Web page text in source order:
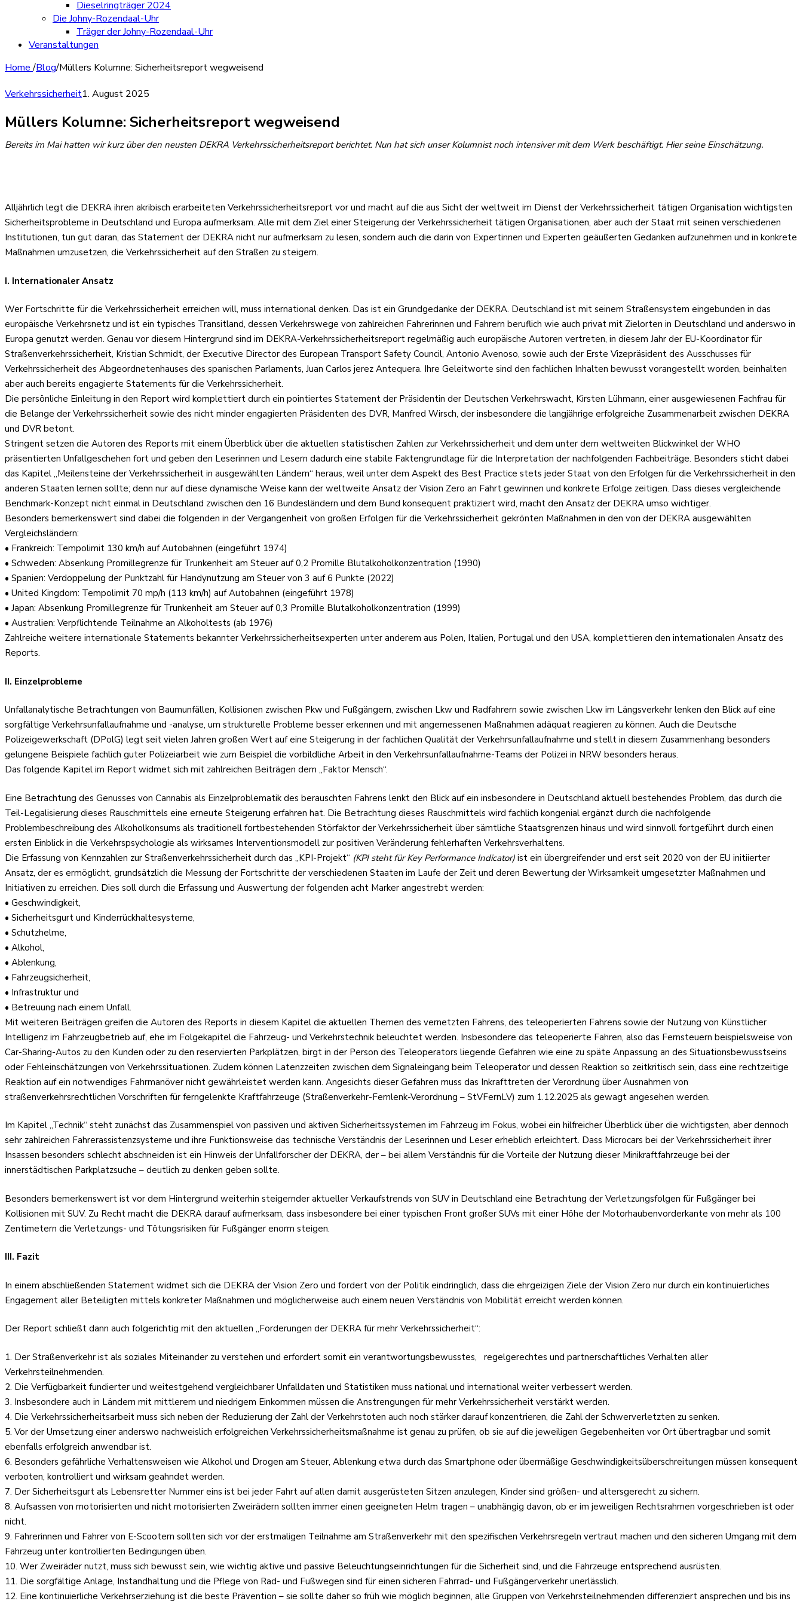
Dieselringträger 2024
Die Johny-Rozendaal-Uhr
Träger der Johny-Rozendaal-Uhr
Veranstaltungen
Home/Blog/Müllers Kolumne: Sicherheitsreport wegweisend
Verkehrssicherheit1. August 2025
Müllers Kolumne: Sicherheitsreport wegweisend
Bereits im Mai hatten wir kurz über den neusten DEKRA Verkehrssicherheitsreport berichtet. Nun hat sich unser Kolumnist noch intensiver mit dem Werk beschäftigt. Hier seine Einschätzung.
Alljährlich legt die DEKRA ihren akribisch erarbeiteten Verkehrssicherheitsreport vor und macht auf die aus Sicht der weltweit im Dienst der Verkehrssicherheit tätigen Organisation wichtigsten
Sicherheitsprobleme in Deutschland und Europa aufmerksam. Alle mit dem Ziel einer Steigerung der Verkehrssicherheit tätigen Organisationen, aber auch der Staat mit seinen verschiedenen
Institutionen, tun gut daran, das Statement der DEKRA nicht nur aufmerksam zu lesen, sondern auch die darin von Expertinnen und Experten geäußerten Gedanken aufzunehmen und in konkrete
Maßnahmen umzusetzen, die Verkehrssicherheit auf den Straßen zu steigern.
I. Internationaler Ansatz
Wer Fortschritte für die Verkehrssicherheit erreichen will, muss international denken. Das ist ein Grundgedanke der DEKRA. Deutschland ist mit seinem Straßensystem eingebunden in das
europäische Verkehrsnetz und ist ein typisches Transitland, dessen Verkehrswege von zahlreichen Fahrerinnen und Fahrern beruflich wie auch privat mit Zielorten in Deutschland und anderswo in
Europa genutzt werden. Genau vor diesem Hintergrund sind im DEKRA-Verkehrssicherheitsreport regelmäßig auch europäische Autoren vertreten, in diesem Jahr der EU-Koordinator für
Straßenverkehrssicherheit, Kristian Schmidt, der Executive Director des European Transport Safety Council, Antonio Avenoso, sowie auch der Erste Vizepräsident des Ausschusses für
Verkehrssicherheit des Abgeordnetenhauses des spanischen Parlaments, Juan Carlos jerez Antequera. Ihre Geleitworte sind den fachlichen Inhalten bewusst vorangestellt worden, beinhalten
aber auch bereits engagierte Statements für die Verkehrssicherheit.
Die persönliche Einleitung in den Report wird komplettiert durch ein pointiertes Statement der Präsidentin der Deutschen Verkehrswacht, Kirsten Lühmann, einer ausgewiesenen Fachfrau für
die Belange der Verkehrssicherheit sowie des nicht minder engagierten Präsidenten des DVR, Manfred Wirsch, der insbesondere die langjährige erfolgreiche Zusammenarbeit zwischen DEKRA
und DVR betont.
Stringent setzen die Autoren des Reports mit einem Überblick über die aktuellen statistischen Zahlen zur Verkehrssicherheit und dem unter dem weltweiten Blickwinkel der WHO
präsentierten Unfallgeschehen fort und geben den Leserinnen und Lesern dadurch eine stabile Faktengrundlage für die Interpretation der nachfolgenden Fachbeiträge. Besonders sticht dabei
das Kapitel „Meilensteine der Verkehrssicherheit in ausgewählten Ländern“ heraus, weil unter dem Aspekt des Best Practice stets jeder Staat von den Erfolgen für die Verkehrssicherheit in den
anderen Staaten lernen sollte; denn nur auf diese dynamische Weise kann der weltweite Ansatz der Vision Zero an Fahrt gewinnen und konkrete Erfolge zeitigen. Dass dieses vergleichende
Benchmark-Konzept nicht einmal in Deutschland zwischen den 16 Bundesländern und dem Bund konsequent praktiziert wird, macht den Ansatz der DEKRA umso wichtiger.
Besonders bemerkenswert sind dabei die folgenden in der Vergangenheit von großen Erfolgen für die Verkehrssicherheit gekrönten Maßnahmen in den von der DEKRA ausgewählten
Vergleichsländern:
• Frankreich: Tempolimit 130 km/h auf Autobahnen (eingeführt 1974)
• Schweden: Absenkung Promillegrenze für Trunkenheit am Steuer auf 0,2 Promille Blutalkoholkonzentration (1990)
• Spanien: Verdoppelung der Punktzahl für Handynutzung am Steuer von 3 auf 6 Punkte (2022)
• United Kingdom: Tempolimit 70 mp/h (113 km/h) auf Autobahnen (eingeführt 1978)
• Japan: Absenkung Promillegrenze für Trunkenheit am Steuer auf 0,3 Promille Blutalkoholkonzentration (1999)
• Australien: Verpflichtende Teilnahme an Alkoholtests (ab 1976)
Zahlreiche weitere internationale Statements bekannter Verkehrssicherheitsexperten unter anderem aus Polen, Italien, Portugal und den USA, komplettieren den internationalen Ansatz des
Reports.
II. Einzelprobleme
Unfallanalytische Betrachtungen von Baumunfällen, Kollisionen zwischen Pkw und Fußgängern, zwischen Lkw und Radfahrern sowie zwischen Lkw im Längsverkehr lenken den Blick auf eine
sorgfältige Verkehrsunfallaufnahme und -analyse, um strukturelle Probleme besser erkennen und mit angemessenen Maßnahmen adäquat reagieren zu können. Auch die Deutsche
Polizeigewerkschaft (DPolG) legt seit vielen Jahren großen Wert auf eine Steigerung in der fachlichen Qualität der Verkehrsunfallaufnahme und stellt in diesem Zusammenhang besonders
gelungene Beispiele fachlich guter Polizeiarbeit wie zum Beispiel die vorbildliche Arbeit in den Verkehrsunfallaufnahme-Teams der Polizei in NRW besonders heraus.
Das folgende Kapitel im Report widmet sich mit zahlreichen Beiträgen dem „Faktor Mensch“.
Eine Betrachtung des Genusses von Cannabis als Einzelproblematik des berauschten Fahrens lenkt den Blick auf ein insbesondere in Deutschland aktuell bestehendes Problem, das durch die
Teil-Legalisierung dieses Rauschmittels eine erneute Steigerung erfahren hat. Die Betrachtung dieses Rauschmittels wird fachlich kongenial ergänzt durch die nachfolgende
Problembeschreibung des Alkoholkonsums als traditionell fortbestehenden Störfaktor der Verkehrssicherheit über sämtliche Staatsgrenzen hinaus und wird sinnvoll fortgeführt durch einen
ersten Einblick in die Verkehrspsychologie als wirksames Interventionsmodell zur positiven Veränderung fehlerhaften Verkehrsverhaltens.
Die Erfassung von Kennzahlen zur Straßenverkehrssicherheit durch das „KPI-Projekt“ (KPI steht für Key Performance Indicator) ist ein übergreifender und erst seit 2020 von der EU initiierter
Ansatz, der es ermöglicht, grundsätzlich die Messung der Fortschritte der verschiedenen Staaten im Laufe der Zeit und deren Bewertung der Wirksamkeit umgesetzter Maßnahmen und
Initiativen zu erreichen. Dies soll durch die Erfassung und Auswertung der folgenden acht Marker angestrebt werden:
• Geschwindigkeit,
• Sicherheitsgurt und Kinderrückhaltesysteme,
• Schutzhelme,
• Alkohol,
• Ablenkung,
• Fahrzeugsicherheit,
• Infrastruktur und
• Betreuung nach einem Unfall.
Mit weiteren Beiträgen greifen die Autoren des Reports in diesem Kapitel die aktuellen Themen des vernetzten Fahrens, des teleoperierten Fahrens sowie der Nutzung von Künstlicher
Intelligenz im Fahrzeugbetrieb auf, ehe im Folgekapitel die Fahrzeug- und Verkehrstechnik beleuchtet werden. Insbesondere das teleoperierte Fahren, also das Fernsteuern beispielsweise von
Car-Sharing-Autos zu den Kunden oder zu den reservierten Parkplätzen, birgt in der Person des Teleoperators liegende Gefahren wie eine zu späte Anpassung an des Situationsbewusstseins
oder Fehleinschätzungen von Verkehrssituationen. Zudem können Latenzzeiten zwischen dem Signaleingang beim Teleoperator und dessen Reaktion so zeitkritisch sein, dass eine rechtzeitige
Reaktion auf ein notwendiges Fahrmanöver nicht gewährleistet werden kann. Angesichts dieser Gefahren muss das Inkrafttreten der Verordnung über Ausnahmen von
straßenverkehrsrechtlichen Vorschriften für ferngelenkte Kraftfahrzeuge (Straßenverkehr-Fernlenk-Verordnung – StVFernLV) zum 1.12.2025 als gewagt angesehen werden.
Im Kapitel „Technik“ steht zunächst das Zusammenspiel von passiven und aktiven Sicherheitssystemen im Fahrzeug im Fokus, wobei ein hilfreicher Überblick über die wichtigsten, aber dennoch
sehr zahlreichen Fahrerassistenzsysteme und ihre Funktionsweise das technische Verständnis der Leserinnen und Leser erheblich erleichtert. Dass Microcars bei der Verkehrssicherheit ihrer
Insassen besonders schlecht abschneiden ist ein Hinweis der Unfallforscher der DEKRA, der – bei allem Verständnis für die Vorteile der Nutzung dieser Minikraftfahrzeuge bei der
innerstädtischen Parkplatzsuche – deutlich zu denken geben sollte.
Besonders bemerkenswert ist vor dem Hintergrund weiterhin steigernder aktueller Verkaufstrends von SUV in Deutschland eine Betrachtung der Verletzungsfolgen für Fußgänger bei
Kollisionen mit SUV. Zu Recht macht die DEKRA darauf aufmerksam, dass insbesondere bei einer typischen Front großer SUVs mit einer Höhe der Motorhaubenvorderkante von mehr als 100
Zentimetern die Verletzungs- und Tötungsrisiken für Fußgänger enorm steigen.
III. Fazit
In einem abschließenden Statement widmet sich die DEKRA der Vision Zero und fordert von der Politik eindringlich, dass die ehrgeizigen Ziele der Vision Zero nur durch ein kontinuierliches
Engagement aller Beteiligten mittels konkreter Maßnahmen und möglicherweise auch einem neuen Verständnis von Mobilität erreicht werden können.
Der Report schließt dann auch folgerichtig mit den aktuellen „Forderungen der DEKRA für mehr Verkehrssicherheit“:
1. Der Straßenverkehr ist als soziales Miteinander zu verstehen und erfordert somit ein verantwortungsbewusstes, regelgerechtes und partnerschaftliches Verhalten aller
Verkehrsteilnehmenden.
2. Die Verfügbarkeit fundierter und weitestgehend vergleichbarer Unfalldaten und Statistiken muss national und international weiter verbessert werden.
3. Insbesondere auch in Ländern mit mittlerem und niedrigem Einkommen müssen die Anstrengungen für mehr Verkehrssicherheit verstärkt werden.
4. Die Verkehrssicherheitsarbeit muss sich neben der Reduzierung der Zahl der Verkehrstoten auch noch stärker darauf konzentrieren, die Zahl der Schwerverletzten zu senken.
5. Vor der Umsetzung einer anderswo nachweislich erfolgreichen Verkehrssicherheitsmaßnahme ist genau zu prüfen, ob sie auf die jeweiligen Gegebenheiten vor Ort übertragbar und somit
ebenfalls erfolgreich anwendbar ist.
6. Besonders gefährliche Verhaltensweisen wie Alkohol und Drogen am Steuer, Ablenkung etwa durch das Smartphone oder übermäßige Geschwindigkeitsüberschreitungen müssen konsequent
verboten, kontrolliert und wirksam geahndet werden.
7. Der Sicherheitsgurt als Lebensretter Nummer eins ist bei jeder Fahrt auf allen damit ausgerüsteten Sitzen anzulegen, Kinder sind größen- und altersgerecht zu sichern.
8. Aufsassen von motorisierten und nicht motorisierten Zweirädern sollten immer einen geeigneten Helm tragen – unabhängig davon, ob er im jeweiligen Rechtsrahmen vorgeschrieben ist oder
nicht.
9. Fahrerinnen und Fahrer von E-Scootern sollten sich vor der erstmaligen Teilnahme am Straßenverkehr mit den spezifischen Verkehrsregeln vertraut machen und den sicheren Umgang mit dem
Fahrzeug unter kontrollierten Bedingungen üben.
10. Wer Zweiräder nutzt, muss sich bewusst sein, wie wichtig aktive und passive Beleuchtungseinrichtungen für die Sicherheit sind, und die Fahrzeuge entsprechend ausrüsten.
11. Die sorgfältige Anlage, Instandhaltung und die Pflege von Rad- und Fußwegen sind für einen sicheren Fahrrad- und Fußgängerverkehr unerlässlich.
12. Eine kontinuierliche Verkehrserziehung ist die beste Prävention – sie sollte daher so früh wie möglich beginnen, alle Gruppen von Verkehrsteilnehmenden differenziert ansprechen und bis ins